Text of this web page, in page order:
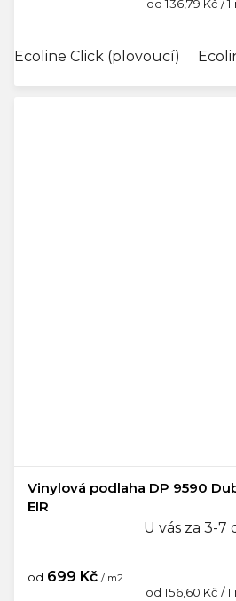
Měrná
od 136,79 Kč / 1
Ecoline Click (plovoucí)
Vinylová podlaha DP 9590
EIR
U vás za 3-7
od 699 Kč / m2
Měrná
od 156,60 Kč / 1